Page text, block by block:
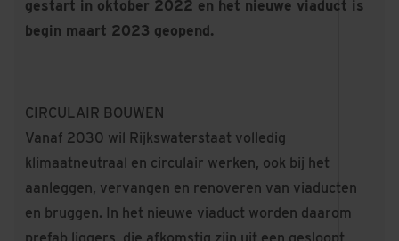
gestart in oktober 2022 en het nieuwe viaduct is
begin maart 2023 geopend.
CIRCULAIR BOUWEN
Vanaf 2030 wil Rijkswaterstaat volledig
klimaatneutraal en circulair werken, ook bij het
aanleggen, vervangen en renoveren van viaducten
en bruggen. In het nieuwe viaduct worden daarom